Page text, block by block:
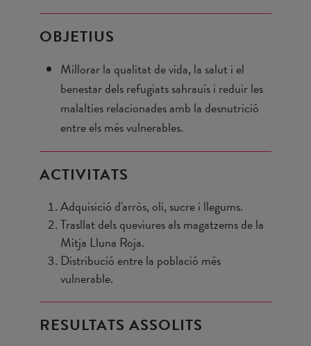
OBJETIUS
Millorar la qualitat de vida, la salut i el
benestar dels refugiats sahrauís i reduir les
malalties relacionades amb la desnutrició
entre els més vulnerables.
ACTIVITATS
Adquisició d'arròs, oli, sucre i llegums.
Trasllat dels queviures als magatzems de la
Mitja Lluna Roja.
Distribució entre la població més
vulnerable.
RESULTATS ASSOLITS